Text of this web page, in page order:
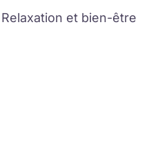
Relaxation et bien-être